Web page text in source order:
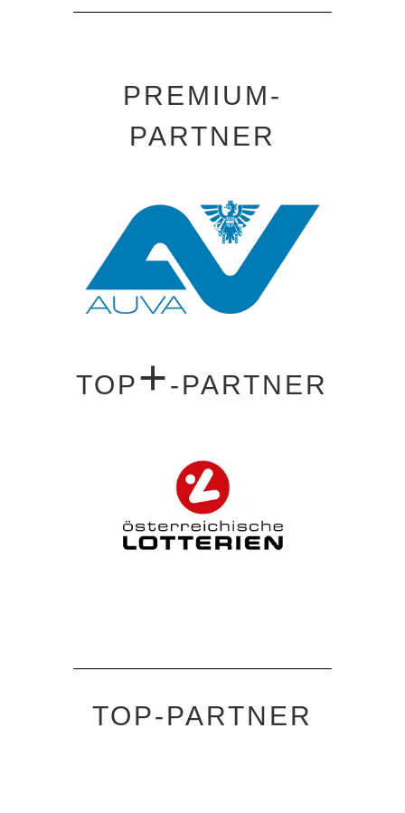
PREMIUM-
PARTNER
TOP+-PARTNER
TOP-PARTNER